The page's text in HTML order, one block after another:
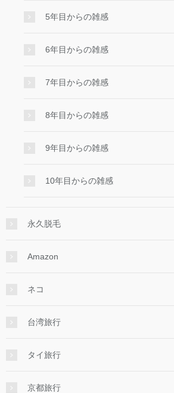
5年目からの雑感
6年目からの雑感
7年目からの雑感
8年目からの雑感
9年目からの雑感
10年目からの雑感
永久脱毛
Amazon
ネコ
台湾旅行
タイ旅行
京都旅行